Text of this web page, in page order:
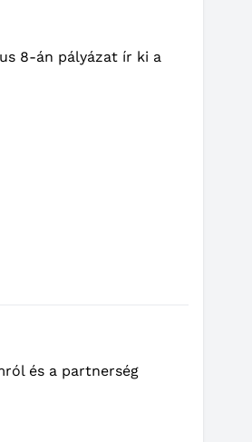
8-án pályázat ír ki a
és a partnerség